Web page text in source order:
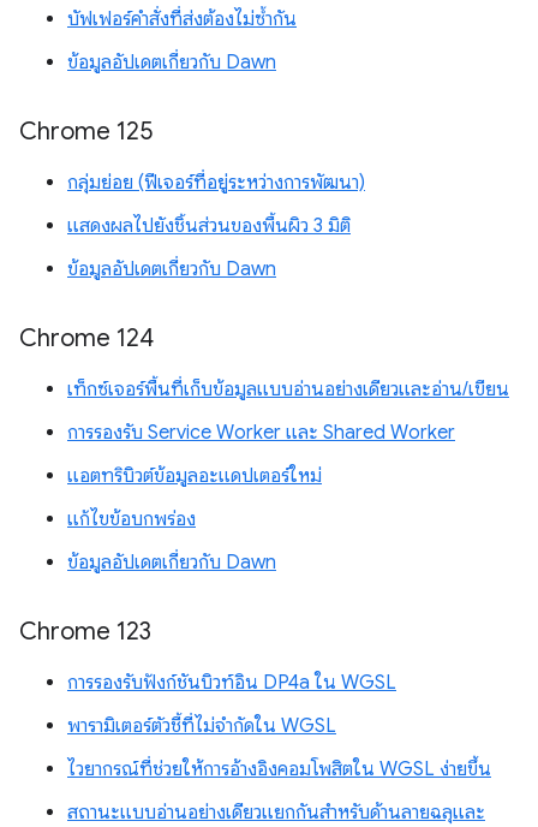
บัฟเฟอร์คำสั่งที่ส่งต้องไม่ซ้ำกัน
ข้อมูลอัปเดตเกี่ยวกับ Dawn
Chrome 125
กลุ่มย่อย (ฟีเจอร์ที่อยู่ระหว่างการพัฒนา)
แสดงผลไปยังชิ้นส่วนของพื้นผิว 3 มิติ
ข้อมูลอัปเดตเกี่ยวกับ Dawn
Chrome 124
เท็กซ์เจอร์พื้นที่เก็บข้อมูลแบบอ่านอย่างเดียวและอ่าน/เขียน
การรองรับ Service Worker และ Shared Worker
แอตทริบิวต์ข้อมูลอะแดปเตอร์ใหม่
แก้ไขข้อบกพร่อง
ข้อมูลอัปเดตเกี่ยวกับ Dawn
Chrome 123
การรองรับฟังก์ชันบิวท์อิน DP4a ใน WGSL
พารามิเตอร์ตัวชี้ที่ไม่จำกัดใน WGSL
ไวยากรณ์ที่ช่วยให้การอ้างอิงคอมโพสิตใน WGSL ง่ายขึ้น
สถานะแบบอ่านอย่างเดียวแยกกันสำหรับด้านลายฉลุและ